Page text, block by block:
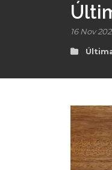
16 Nov